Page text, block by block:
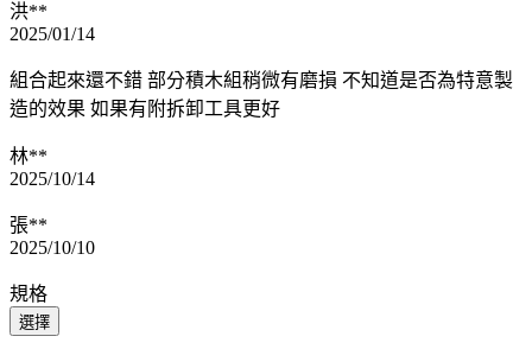
洪**
2025/01/14
組合起來還不錯 部分積木組稍微有磨損 不知道是否為特意製
造的效果 如果有附拆卸工具更好
林**
2025/10/14
張**
2025/10/10
規格
選擇